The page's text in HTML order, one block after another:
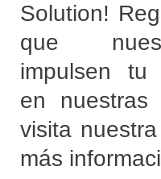
Solution!
que
impulsen tu
en nuestras
visita
más